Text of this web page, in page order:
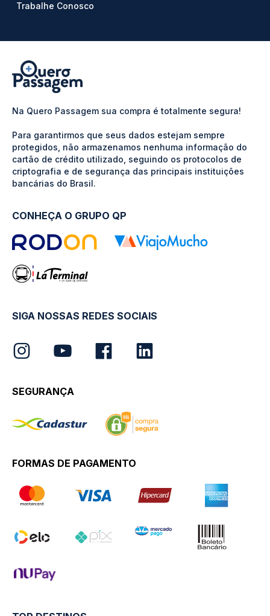
Trabalhe Conosco
Na Quero Passagem sua compra é totalmente segura!
Para garantirmos que seus dados estejam sempre
protegidos, não armazenamos nenhuma informação do
cartão de crédito utilizado, seguindo os protocolos de
criptografia e de segurança das principais instituições
bancárias do Brasil.
CONHEÇA O GRUPO QP
SIGA NOSSAS REDES SOCIAIS
SEGURANÇA
FORMAS DE PAGAMENTO